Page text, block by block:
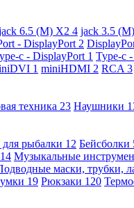
6.5 (M) X2 4 jack 3.5
- DisplayPort 2
c - DisplayPort 1 Type-c
1 miniHDMI 2 RCA 3
техника 23 Наушники
рыбалки 12 Бейсболки
14 Музыкальные
маски, трубки,
19 Рюкзаки 120